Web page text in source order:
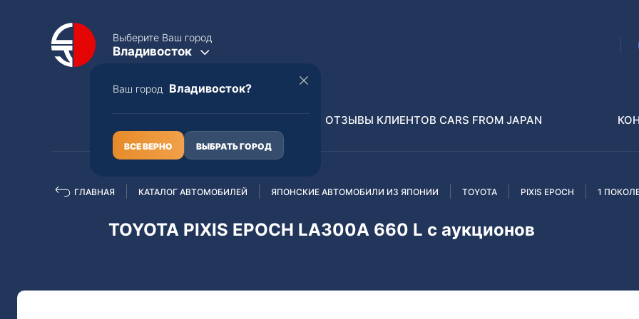
Выберите Ваш город
Владивосток
Ваш город Владивосток?
ВСЕ ВЕРНО ВЫБРАТЬ ГОРОД
Полная пошлина
Nissan
Mercedes-Benz
Распилы и конструкторы
Nissan
Lexus
ОТЗЫВЫ КЛИЕНТОВ CARS FROM JAPAN
ГЛАВНАЯ КАТАЛОГ АВТОМОБИЛЕЙ ЯПОНСКИЕ АВТОМОБИЛИ ИЗ ЯПОНИИ TOYOTA PIXIS EPOCH 1
TOYOTA PIXIS EPOCH LA300A 660 L с аукционов